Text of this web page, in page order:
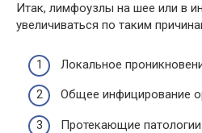
Итак, лимфоузлы на шее или в
увеличиваться по таким
Локальное
Общее инфицирование
Протекающие